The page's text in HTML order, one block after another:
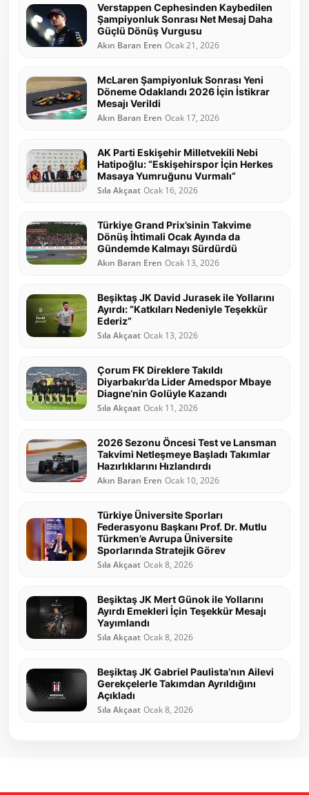
Verstappen Cephesinden Kaybedilen
Şampiyonluk Sonrası Net Mesaj Daha
Güçlü Dönüş Vurgusu
Akın Baran Eren Ocak 21, 2026
McLaren Şampiyonluk Sonrası Yeni
Döneme Odaklandı 2026 İçin İstikrar
Mesajı Verildi
Akın Baran Eren Ocak 17, 2026
AK Parti Eskişehir Milletvekili Nebi
Hatipoğlu: “Eskişehirspor İçin Herkes
Masaya Yumruğunu Vurmalı”
Sıla Akçaat Ocak 16, 2026
Türkiye Grand Prix’sinin Takvime
Dönüş İhtimali Ocak Ayında da
Gündemde Kalmayı Sürdürdü
Akın Baran Eren Ocak 13, 2026
Beşiktaş JK David Jurasek ile Yollarını
Ayırdı: “Katkıları Nedeniyle Teşekkür
Ederiz”
Sıla Akçaat Ocak 13, 2026
Çorum FK Direklere Takıldı
Diyarbakır’da Lider Amedspor Mbaye
Diagne’nin Golüyle Kazandı
Sıla Akçaat Ocak 11, 2026
2026 Sezonu Öncesi Test ve Lansman
Takvimi Netleşmeye Başladı Takımlar
Hazırlıklarını Hızlandırdı
Akın Baran Eren Ocak 10, 2026
Türkiye Üniversite Sporları
Federasyonu Başkanı Prof. Dr. Mutlu
Türkmen’e Avrupa Üniversite
Sporlarında Stratejik Görev
Sıla Akçaat Ocak 8, 2026
Beşiktaş JK Mert Günok ile Yollarını
Ayırdı Emekleri İçin Teşekkür Mesajı
Yayımlandı
Sıla Akçaat Ocak 8, 2026
Beşiktaş JK Gabriel Paulista’nın Ailevi
Gerekçelerle Takımdan Ayrıldığını
Açıkladı
Sıla Akçaat Ocak 8, 2026